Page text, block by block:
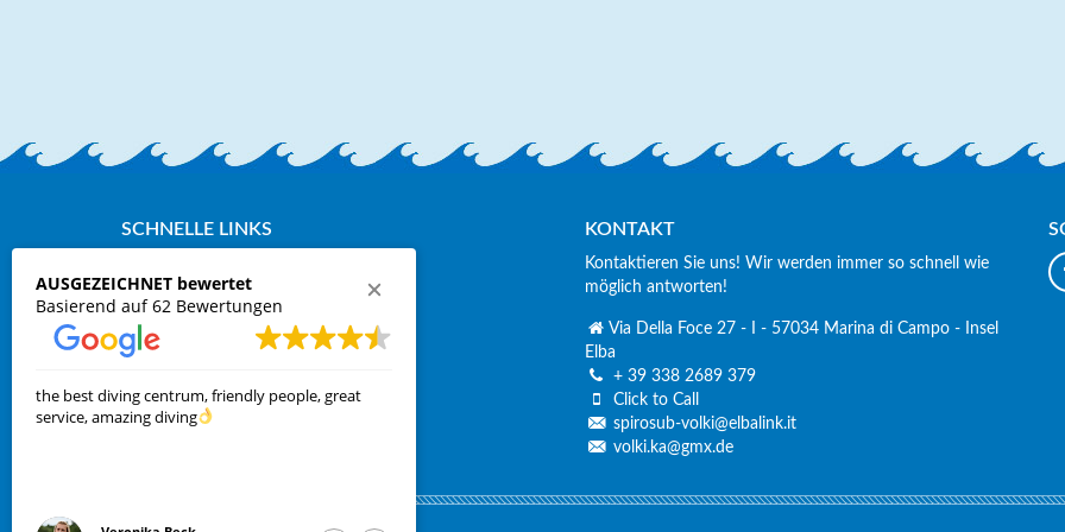
SCHNELLE LINKS
Online Buchung der Fähre
Anfragen Tauchen und Wohnen
Cookie Policy
KONTAKT
Kontaktieren Sie uns! Wir werden immer so schnell wie
möglich antworten!
Via Della Foce 27 - I - 57034 Marina di Campo - Insel
Elba
+ 39 338 2689 379
Click to Call
spirosub-volki@elbalink.it
volki.ka@gmx.de
AUSGEZEICHNET bewertet
Basierend auf 62 Bewertungen
the best diving centrum, friendly people, great
service, amazing diving
Kleine Tauchbasis, Deutschsprachig, sehr nette
Mitarbeiter und Diveguides.